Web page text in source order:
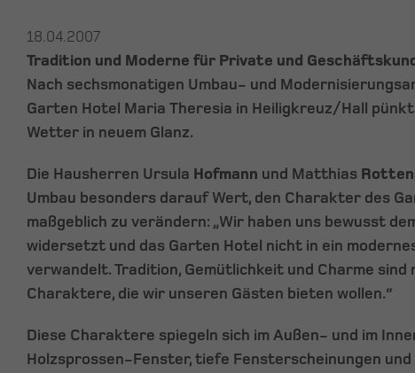
18.04.2007
Tradition und Moderne für Private und
Nach sechsmonatigen Umbau- und
Garten Hotel Maria Theresia in Heiligkreuz/Hall
Wetter in neuem Glanz.
Die Hausherren Ursula Hofmann und Matthias
Umbau besonders darauf Wert, den Charakter des
maßgeblich zu verändern: „Wir haben uns bewusst
widersetzt und das Garten Hotel nicht in ein
verwandelt. Tradition, Gemütlichkeit und Charme sind
Charaktere, die wir unseren Gästen bieten wollen.“
Diese Charaktere spiegeln sich im Außen- und im
Holzsprossen-Fenster, tiefe Fensterscheinungen